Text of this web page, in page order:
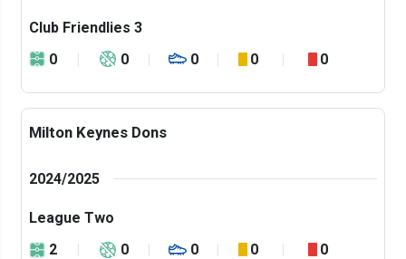
Club Friendlies 3
0
0 0 0 0
Milton Keynes Dons
2024/2025
League Two
2
0 0 0 0